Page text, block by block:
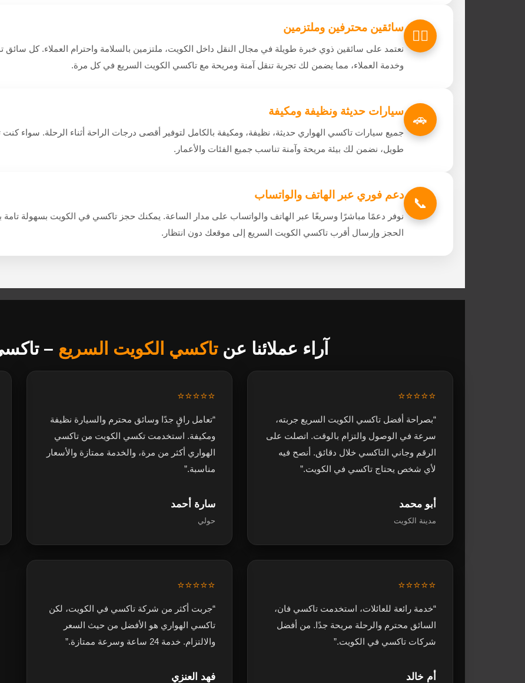
👨‍✈️
سائقين محترفين وملتزمين
نعتمد على سائقين ذوي خبرة طويلة في مجال النقل داخل الكويت، ملتزمين بالسلامة واحترام العملاء. كل
وخدمة العملاء، مما يضمن لك تجربة تنقل آمنة ومريحة مع تاكسي الكويت السريع في كل مرة.
🚗
سيارات حديثة ونظيفة ومكيفة
جميع سيارات تاكسي الهواري حديثة، نظيفة، ومكيفة بالكامل لتوفير أقصى درجات الراحة أثناء الرحلة. سواء
طويل، نضمن لك بيئة مريحة وآمنة تناسب جميع الفئات والأعمار.
📞
دعم فوري عبر الهاتف والواتساب
نوفر دعمًا مباشرًا وسريعًا عبر الهاتف والواتساب على مدار الساعة. يمكنك حجز تاكسي في الكويت بسهولة تامة
الحجز وإرسال أقرب تاكسي الكويت السريع إلى موقعك دون انتظار.
آراء عملائنا عنتاكسي الكويت السريع –
⭐⭐⭐⭐⭐
“بصراحة أفضل تاكسي الكويت السريع جربته،
سرعة في الوصول والتزام بالوقت. اتصلت على
الرقم وجاني التاكسي خلال دقائق. أنصح فيه
لأي شخص يحتاج تاكسي في الكويت.”
أبو محمد
مدينة الكويت
⭐⭐⭐⭐⭐
“تعامل راقٍ جدًا وسائق محترم والسيارة نظيفة
ومكيفة. استخدمت تكسي الكويت من تاكسي
الهواري أكثر من مرة، والخدمة ممتازة والأسعار
مناسبة.”
سارة أحمد
حولي
⭐⭐⭐⭐⭐
“خدمة رائعة للعائلات، استخدمت تاكسي فان،
السائق محترم والرحلة مريحة جدًا. من أفضل
شركات تاكسي في الكويت.”
أم خالد
⭐⭐⭐⭐⭐
“جربت أكثر من شركة تاكسي في الكويت، لكن
تاكسي الهواري هو الأفضل من حيث السعر
والالتزام. خدمة 24 ساعة وسرعة ممتازة.”
فهد العنزي